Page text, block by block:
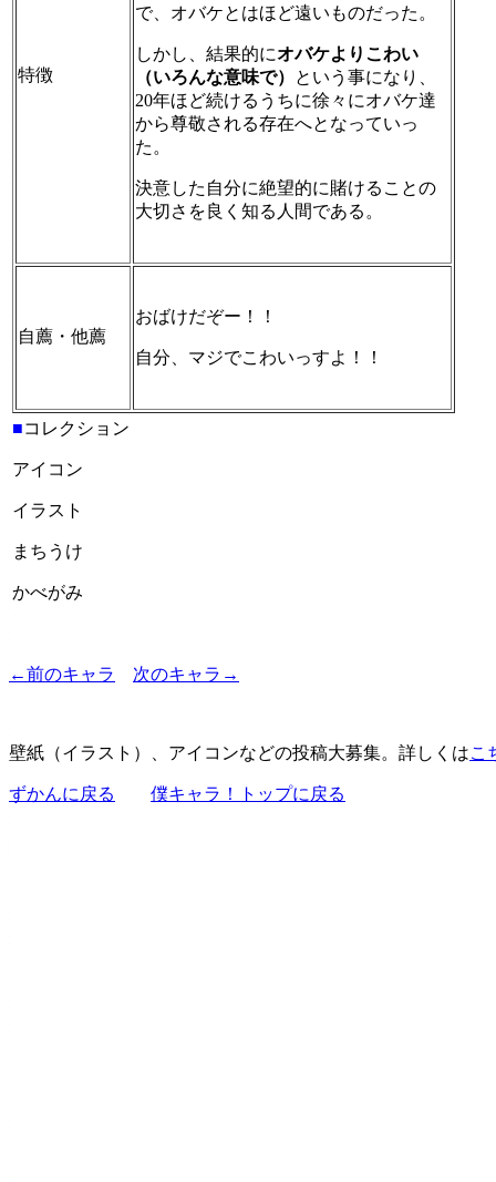
特徴
で、オバケとはほど遠いものだった。
しかし、結果的にオバケよりこわい
（いろんな意味で）
という事になり、
20年ほど続けるうちに徐々にオバケ達
から尊敬される存在へとなっていっ
た。
決意した自分に絶望的に賭けることの
大切さを良く知る人間である。
自薦・他薦
おばけだぞー！！
自分、マジでこわいっすよ！！
■コレクション
アイコン
イラスト
まちうけ
かべがみ
←前のキャラ 次のキャラ→
壁紙（イラスト）、アイコンなどの投稿大募集。詳しくはこ
ずかんに戻る 僕キャラ！トップに戻る